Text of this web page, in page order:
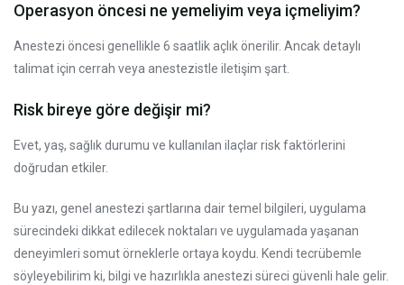
Operasyon öncesi ne yemeliyim veya içmeliyim?
Anestezi öncesi genellikle 6 saatlik açlık önerilir. Ancak detaylı
talimat için cerrah veya anestezistle iletişim şart.
Risk bireye göre değişir mi?
Evet, yaş, sağlık durumu ve kullanılan ilaçlar risk faktörlerini
doğrudan etkiler.
Bu yazı, genel anestezi şartlarına dair temel bilgileri, uygulama
sürecindeki dikkat edilecek noktaları ve uygulamada yaşanan
deneyimleri somut örneklerle ortaya koydu. Kendi tecrübemle
söyleyebilirim ki, bilgi ve hazırlıkla anestezi süreci güvenli hale gelir.